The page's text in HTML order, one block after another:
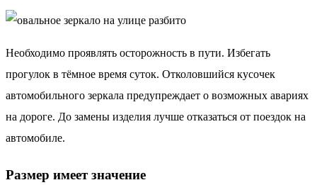
Необходимо проявлять осторожность в пути. Избегать
прогулок в тёмное время суток. Отколовшийся кусочек
автомобильного зеркала предупреждает о возможных авариях
на дороге. До замены изделия лучше отказаться от поездок на
автомобиле.
Размер имеет значение